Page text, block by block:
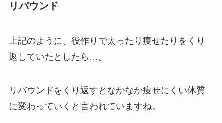
リバウンド
上記のように、役作りで太ったり痩せたりをくり
返していたとしたら…。
リバウンドをくり返すとなかなか痩せにくい体質
に変わっていくと言われていますね。